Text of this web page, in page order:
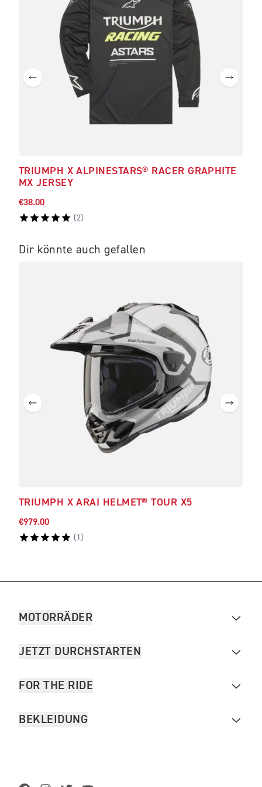
TRIUMPH X ALPINESTARS® RACER GRAPHITE
MX JERSEY
€38.00
(2)
Dir könnte auch gefallen
TRIUMPH X ARAI HELMET® TOUR X5
€979.00
( 1 )
MOTORRÄDER
JETZT DURCHSTARTEN
FOR THE RIDE
BEKLEIDUNG